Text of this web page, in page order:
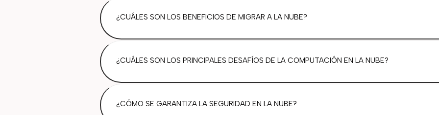
¿CUÁLES SON LOS BENEFICIOS DE MIGRAR A LA NUBE?
¿CUÁLES SON LOS PRINCIPALES DESAFÍOS DE LA COMPUTACIÓN EN LA NUBE?
¿CÓMO SE GARANTIZA LA SEGURIDAD EN LA NUBE?